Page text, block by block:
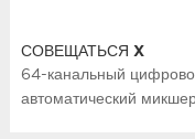
СОВЕЩАТЬСЯ X
64-канальный
автоматический